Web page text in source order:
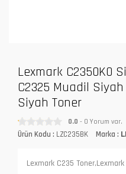
Lexmark C2350K0
C2325 Muadil
Siyah Toner
0.0 - 0 Yorum var.
Ürün Kodu : LZC235BK Marka :
Lexmark C235